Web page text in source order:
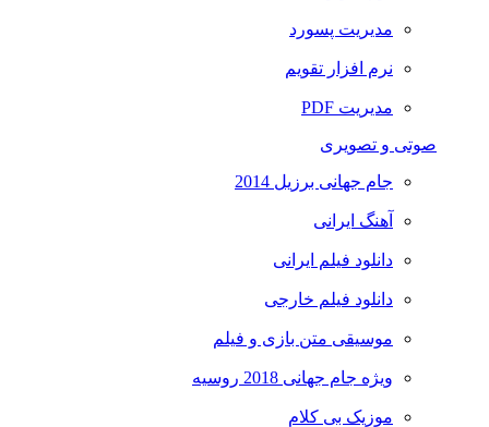
مدیریت پسورد
نرم افزار تقویم
مدیریت PDF
صوتی و تصویری
جام جهانی برزیل 2014
آهنگ ایرانی
دانلود فیلم ایرانی
دانلود فیلم خارجی
موسیقی متن بازی و فیلم
ویژه جام جهانی 2018 روسیه
موزیک بی کلام